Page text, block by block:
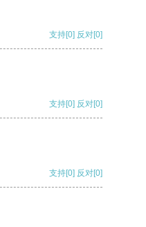
支持[0] 反对[0]
支持[0] 反对[0]
支持[0] 反对[0]